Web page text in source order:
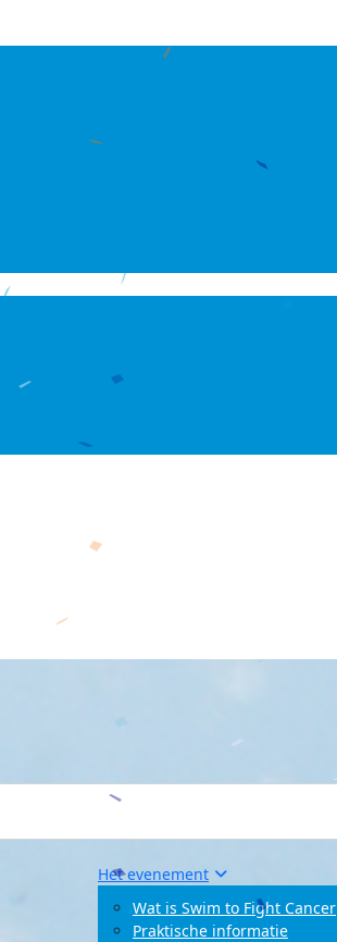
Het evenement
Wat is Swim to Fight Cancer
Praktische informatie